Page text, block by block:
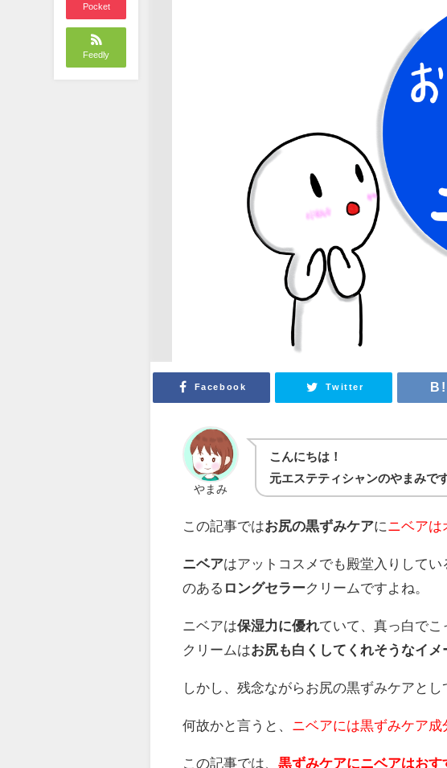
Pocket
Feedly
Facebook Twitter
やまみ
こんにちは！
元エステティシャンのやまみで
この記事ではお尻の黒ずみケアに ニベアは
ニベアはアットコスメでも殿堂入りして
のある ロングセラークリームですよね。
ニベアは保湿力に優れていて、真っ白で
クリームはお尻も白くしてくれそうなイメ
しかし、残念ながらお尻の黒ずみケアとし
何故かと言うと、 ニベアには黒ずみケア
この記事では、黒ずみケアにニベアはおす